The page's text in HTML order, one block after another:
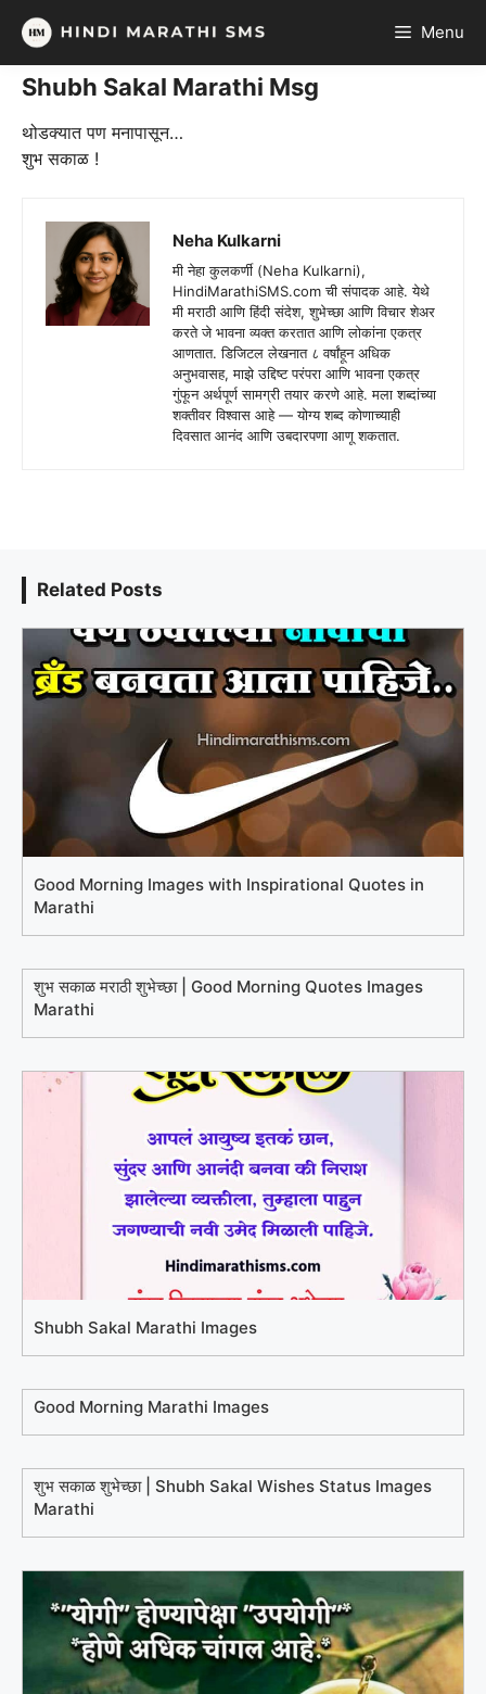
Skip
content
Menu
Shubh Sakal Marathi Msg
थोडक्यात पण मनापासून…
शुभ सकाळ !
Neha Kulkarni
मी नेहा कुलकर्णी (Neha Kulkarni),
HindiMarathiSMS.com ची संपादक आहे. येथे
मी मराठी आणि हिंदी संदेश, शुभेच्छा आणि विचार शेअर
करते जे भावना व्यक्त करतात आणि लोकांना एकत्र
आणतात. डिजिटल लेखनात ८ वर्षांहून अधिक
अनुभवासह, माझे उद्दिष्ट परंपरा आणि भावना एकत्र
गुंफून अर्थपूर्ण सामग्री तयार करणे आहे. मला शब्दांच्या
शक्तीवर विश्वास आहे — योग्य शब्द कोणाच्याही
दिवसात आनंद आणि उबदारपणा आणू शकतात.
Related Posts
Good Morning Images with Inspirational Quotes in
Marathi
शुभ सकाळ मराठी शुभेच्छा | Good Morning Quotes Images
Marathi
Shubh Sakal Marathi Images
Good Morning Marathi Images
शुभ सकाळ शुभेच्छा | Shubh Sakal Wishes Status Images
Marathi